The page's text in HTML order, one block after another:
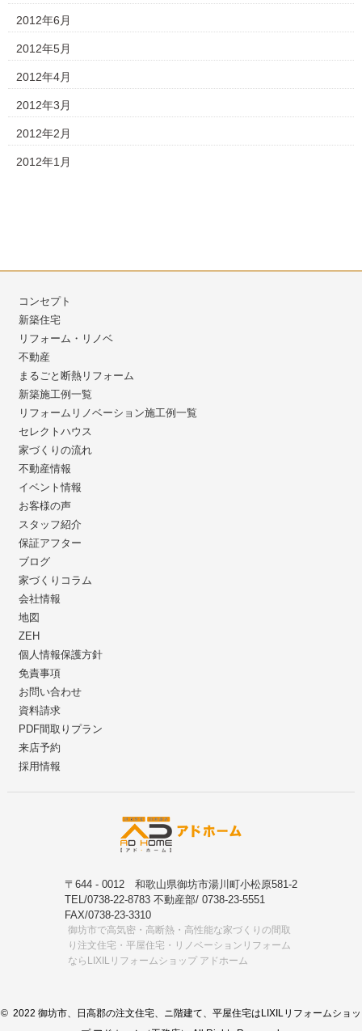
2012年6月
2012年5月
2012年4月
2012年3月
2012年2月
2012年1月
コンセプト
新築住宅
リフォーム・リノベ
不動産
まるごと断熱リフォーム
新築施工例一覧
リフォームリノベーション施工例一覧
セレクトハウス
家づくりの流れ
不動産情報
イベント情報
お客様の声
スタッフ紹介
保証アフター
ブログ
家づくりコラム
会社情報
地図
ZEH
個人情報保護方針
免責事項
お問い合わせ
資料請求
PDF間取りプラン
来店予約
採用情報
〒644 - 0012 和歌山県御坊市湯川町小松原581-2
TEL/0738-22-8783 不動産部/ 0738-23-5551
FAX/0738-23-3310
御坊市で高気密・高断熱・高性能な家づくりの間取
り注文住宅・平屋住宅・リノベーションリフォーム
ならLIXILリフォームショップ アドホーム
© 2022 御坊市、日高郡の注文住宅、ニ階建て、平屋住宅はLIXILリフォームショッ